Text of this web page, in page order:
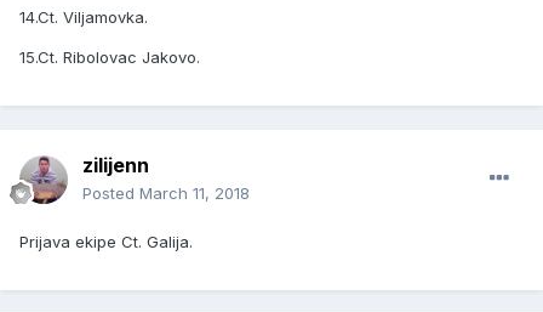
14.Ct. Viljamovka.
15.Ct. Ribolovac Jakovo.
zilijenn
Posted March 11, 2018
Prijava ekipe Ct. Galija.